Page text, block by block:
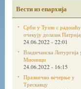
Вести из епархија
Срби у Тузли с радошћу
очекују долазак
24.06.2022 - 22:01
Владичанска Литургија
Мионици
24.06.2022 - 16:15
Празнично вечерње у
Трескавцу